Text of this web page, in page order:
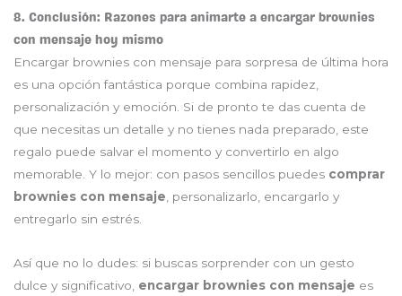
8. Conclusión: Razones para animarte a encargar brownies
con mensaje hoy mismo
Encargar brownies con mensaje para sorpresa de última hora
es una opción fantástica porque combina rapidez,
personalización y emoción. Si de pronto te das cuenta de
que necesitas un detalle y no tienes nada preparado, este
regalo puede salvar el momento y convertirlo en algo
memorable. Y lo mejor: con pasos sencillos puedes comprar
brownies con mensaje, personalizarlo, encargarlo y
entregarlo sin estrés.
Así que no lo dudes: si buscas sorprender con un gesto
dulce y significativo, encargar brownies con mensaje es